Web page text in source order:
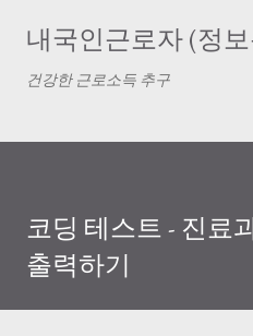
기본 콘텐츠
내국인근로자 (정
건강한 근로소득 추구
코딩 테스트 - 진료
출력하기